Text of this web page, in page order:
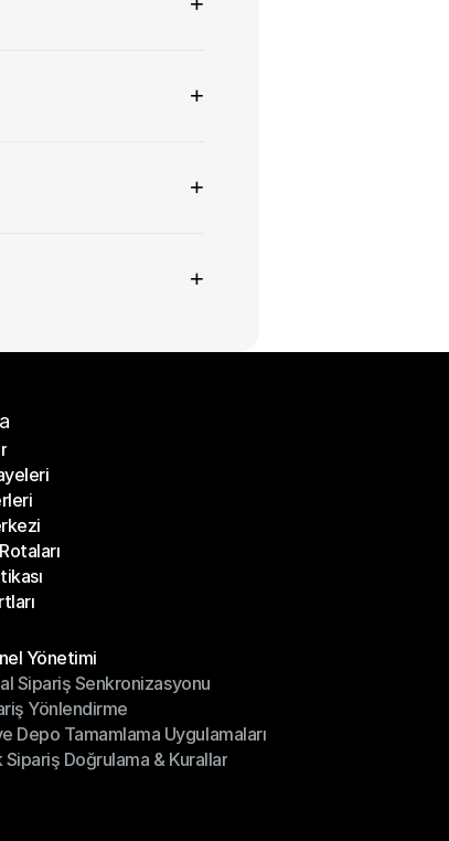
+
+
+
Yönetimi
Yönetimi
Sipariş Senkronizasyonu
Sipariş Senkronizasyonu
Yönlendirme
Yönlendirme
Depo Tamamlama Uygulamaları
Depo Tamamlama Uygulamaları
Doğrulama & Kurallar